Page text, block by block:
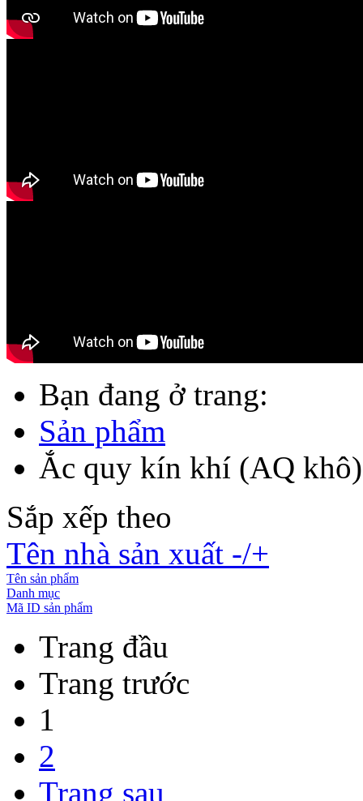
Bạn đang ở trang:
Sản phẩm
Ắc quy kín khí (AQ
Sắp xếp theo
Tên nhà sản xuất -/+
Tên sản phẩm
Danh mục
Mã ID sản phẩm
Trang đầu
Trang trước
1
2
Trang sau